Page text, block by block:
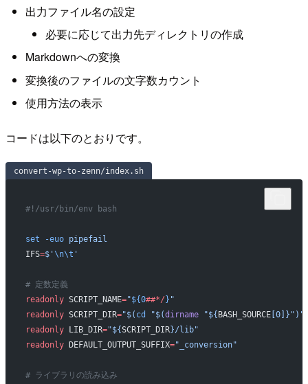
出力ファイル名の設定
必要に応じて出力先ディレクトリの作成
Markdownへの変換
変換後のファイルの文字数カウント
使用方法の表示
コードは以下のとおりです。
convert-wp-to-zenn/index.sh
#!/usr/bin/env bash
set -euo pipefail
IFS=$' \n\t '
# 定数定義
readonly SCRIPT_NAME="${0##*/} "
readonly SCRIPT_DIR="$( cd "$(dirname "${ BASH_SOURCE[0]}")"
readonly LIB_DIR="${SCRIPT_DIR}/lib"
readonly DEFAULT_OUTPUT_SUFFIX="_conversion"
# ライブラリの読み込み